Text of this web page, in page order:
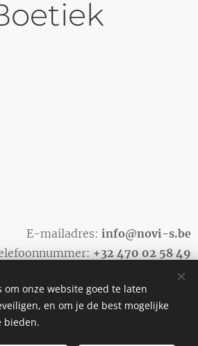
E-mailadres: info@novi-s.be
+32 470 02 58 49
Cookies
om onze website goed te laten
en om je de best mogelijke
bieden.